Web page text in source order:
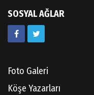
SOSYAL AĞLAR
Foto Galeri
Köşe Yazarları